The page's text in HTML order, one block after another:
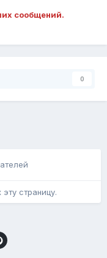
сообщений.
0
страницу.